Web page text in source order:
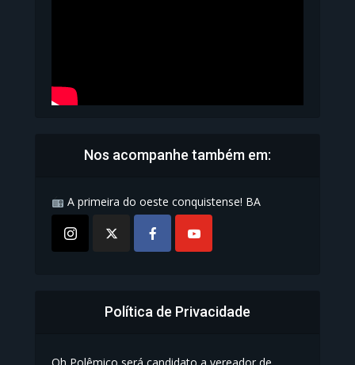
Nos acompanhe também em:
A primeira do oeste conquistense! BA
Política de Privacidade